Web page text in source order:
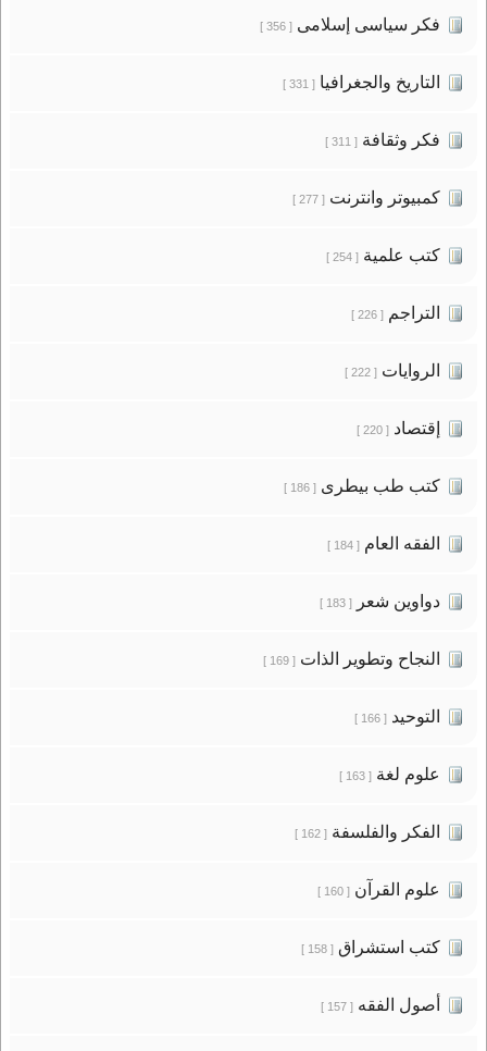
فكر سياسى إسلامى[ 356 ]
التاريخ والجغرافيا[ 331 ]
فكر وثقافة[ 311 ]
كمبيوتر وانترنت[ 277 ]
كتب علمية[ 254 ]
التراجم[ 226 ]
الروايات[ 222 ]
إقتصاد[ 220 ]
كتب طب بيطرى[ 186 ]
الفقه العام[ 184 ]
دواوين شعر[ 183 ]
النجاح وتطوير الذات[ 169 ]
التوحيد[ 166 ]
علوم لغة[ 163 ]
الفكر والفلسفة[ 162 ]
علوم القرآن[ 160 ]
كتب استشراق[ 158 ]
أصول الفقه[ 157 ]